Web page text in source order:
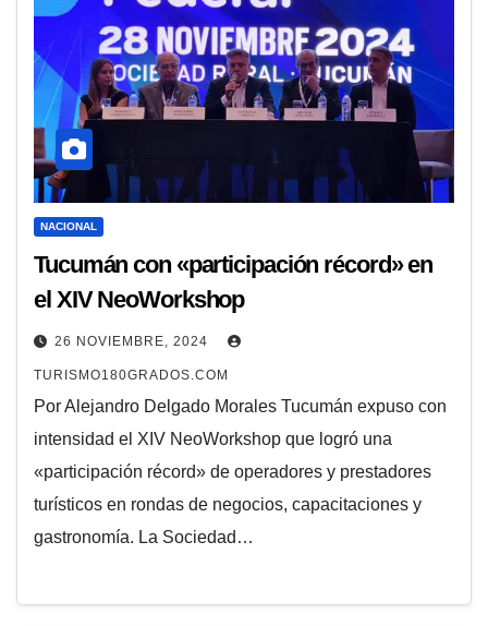
NACIONAL
Tucumán con «participación récord» en
el XIV NeoWorkshop
26 NOVIEMBRE, 2024
TURISMO180GRADOS.COM
Por Alejandro Delgado Morales Tucumán expuso con
intensidad el XIV NeoWorkshop que logró una
«participación récord» de operadores y prestadores
turísticos en rondas de negocios, capacitaciones y
gastronomía. La Sociedad…